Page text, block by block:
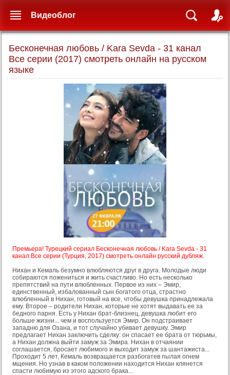
Бесконечная любовь / Kara Sevda - 31 канал
Все серии (2017) смотреть онлайн на русском
языке
Премьера! Турецкий сериал Бесконечная любовь / Kara Sevda - 31
канал Все серии (Турция, 2017) смотреть онлайн русский дубляж.
Нихан и Кемаль безумно влюбляются друг в друга. Молодые люди
собираются пожениться и жить счастливо. Но есть несколько
препятствий на пути влюбленных. Первое из них – Эмир,
единственный, избалованный сын богатого отца, страстно
влюбленный в Нихан, готовый на все, чтобы девушка принадлежала
ему. Второе – родители Нихан, которые не хотят выдавать ее за
бедного парня. Есть у Нихан брат-близнец, девушка любит его
больше жизни... чем и воспользуется Эмир. Он подстраивает
западню для Озана, и тот случайно убивает девушку. Эмир
предлагает Нихан заключить сделку: он спасает ее брата от тюрьмы,
а Нихан должна выйти замуж за Эмира. Нихан в отчаянии
соглашается, бросает любимого и выходит замуж за шантажиста...
Проходит 5 лет, Кемаль возвращается разбогатев пылая огнем
мщения. Но узнав в каком положении находится Нихан клянется
спасти любимую из этого адского брака...
Видеоблог